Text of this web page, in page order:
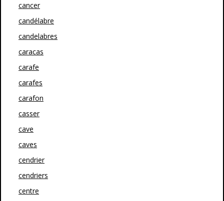
cancer
candélabre
candelabres
caracas
carafe
carafes
carafon
casser
cave
caves
cendrier
cendriers
centre